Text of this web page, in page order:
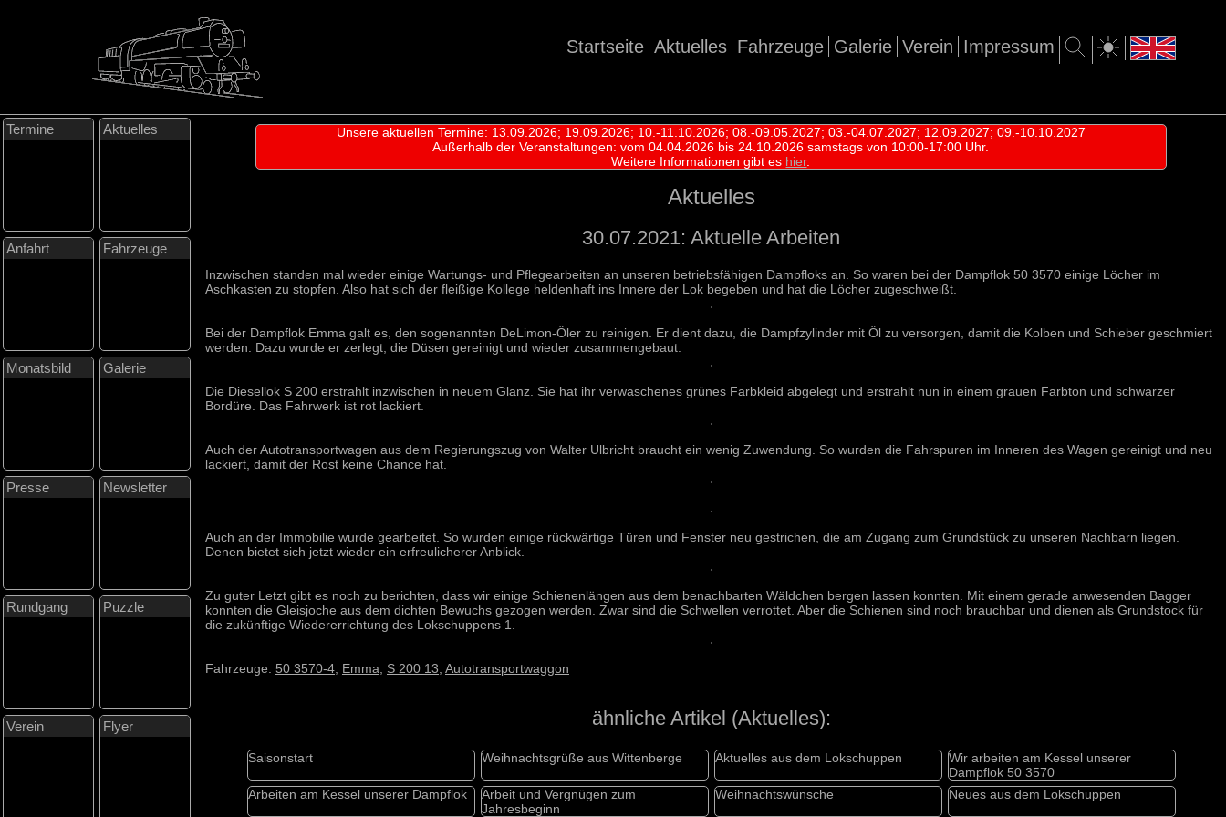
Impressum
Verein
Galerie
Fahrzeuge
Aktuelles
Startseite
Termine Aktuelles
Anfahrt Fahrzeuge
Monatsbild Galerie
Presse Newsletter
Rundgang Puzzle
Verein Flyer
Unsere aktuellen Termine: 13.09.2026; 19.09.2026; 10.-11.10.2026; 08.-09.05.2027; 03.-04.07.2027; 12.09.2027; 09.-10.10.2027
Außerhalb der Veranstaltungen:vom 04.04.2026 bis 24.10.2026 samstags von 10:00-17:00 Uhr.
Weitere Informationen gibt es hier.
Aktuelles
30.07.2021: Aktuelle Arbeiten
Inzwischen standen mal wieder einige Wartungs- und Pflegearbeiten an unseren betriebsfähigen Dampfloks an. So waren bei der Dampflok 50 3570 einige Löcher im
Aschkasten zu stopfen. Also hat sich der fleißige Kollege heldenhaft ins Innere der Lok begeben und hat die Löcher zugeschweißt.
Bei der Dampflok Emma galt es, den sogenannten DeLimon-Öler zu reinigen. Er dient dazu, die Dampfzylinder mit Öl zu versorgen, damit die Kolben und Schieber geschmiert
werden. Dazu wurde er zerlegt, die Düsen gereinigt und wieder zusammengebaut.
Die Diesellok S 200 erstrahlt inzwischen in neuem Glanz. Sie hat ihr verwaschenes grünes Farbkleid abgelegt und erstrahlt nun in einem grauen Farbton und schwarzer
Bordüre. Das Fahrwerk ist rot lackiert.
Auch der Autotransportwagen aus dem Regierungszug von Walter Ulbricht braucht ein wenig Zuwendung. So wurden die Fahrspuren im Inneren des Wagen gereinigt und neu
lackiert, damit der Rost keine Chance hat.
Auch an der Immobilie wurde gearbeitet. So wurden einige rückwärtige Türen und Fenster neu gestrichen, die am Zugang zum Grundstück zu unseren Nachbarn liegen.
Denen bietet sich jetzt wieder ein erfreulicherer Anblick.
Zu guter Letzt gibt es noch zu berichten, dass wir einige Schienenlängen aus dem benachbarten Wäldchen bergen lassen konnten. Mit einem gerade anwesenden Bagger
konnten die Gleisjoche aus dem dichten Bewuchs gezogen werden. Zwar sind die Schwellen verrottet. Aber die Schienen sind noch brauchbar und dienen als Grundstock für
die zukünftige Wiedererrichtung des Lokschuppens 1.
Fahrzeuge: 50 3570-4 Emma S 200 13 Autotransportwaggon
ähnliche Artikel (Aktuelles):
Saisonstart Weihnachtsgrüße aus Wittenberge Aktuelles aus dem Lokschuppen
Wir arbeiten am Kessel unserer
Dampflok 50 3570
Arbeiten am Kessel unserer Dampflok
Arbeit und Vergnügen zum
Jahresbeginn
Weihnachtswünsche Neues aus dem Lokschuppen